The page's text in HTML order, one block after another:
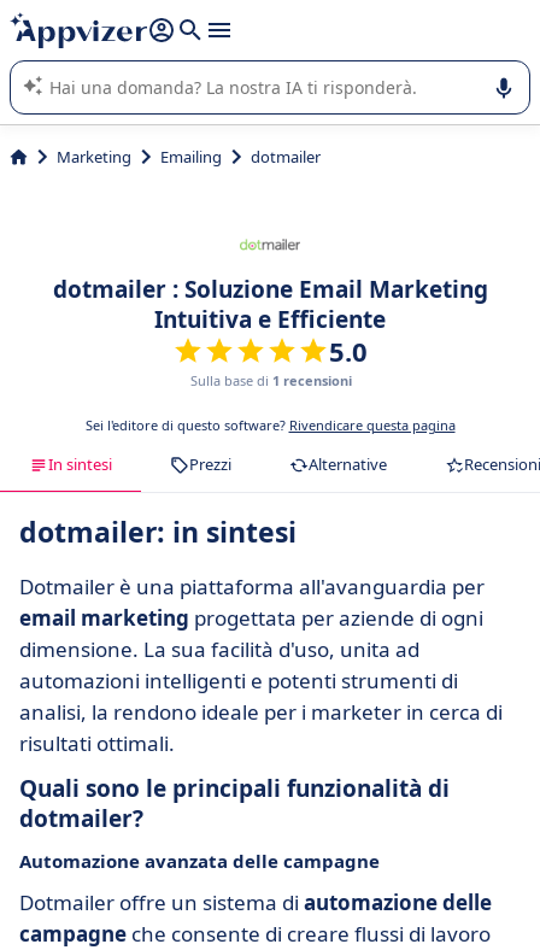
righe con
shift + enter
L'IA di Appvizer vi guida nell'utilizzo o nella scelta di un
software SaaS per la vostra azienda.
Marketing Emailing dotmailer
dotmailer : Soluzione Email Marketing
Intuitiva e Efficiente
5.0
Sulla base di 1 recensioni
Sei l'editore di questo software? Rivendicare questa pagina
In sintesi Prezzi Alternative Recensioni
dotmailer: in sintesi
Dotmailer è una piattaforma all'avanguardia per
email marketing progettata per aziende di ogni
dimensione. La sua facilità d'uso, unita ad
automazioni intelligenti e potenti strumenti di
analisi, la rendono ideale per i marketer in cerca di
risultati ottimali.
Quali sono le principali funzionalità di
dotmailer?
Automazione avanzata delle campagne
Dotmailer offre un sistema di automazione delle
campagne che consente di creare flussi di lavoro